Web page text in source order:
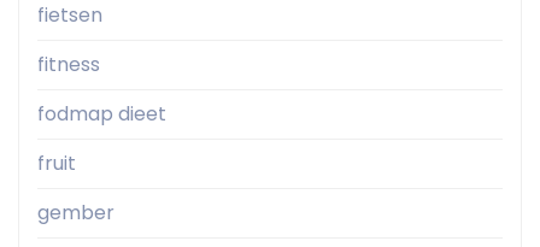
fietsen
fitness
fodmap dieet
fruit
gember